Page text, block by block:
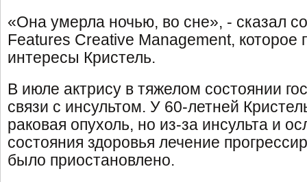
«Она умерла ночью, во сне», - сказал
Features Creative Management, которое
интересы Кристель.
В июле актрису в тяжелом состоянии
связи с инсультом. У 60-летней
раковая опухоль, но из-за инсульта и
состояния здоровья лечение
было приостановлено.